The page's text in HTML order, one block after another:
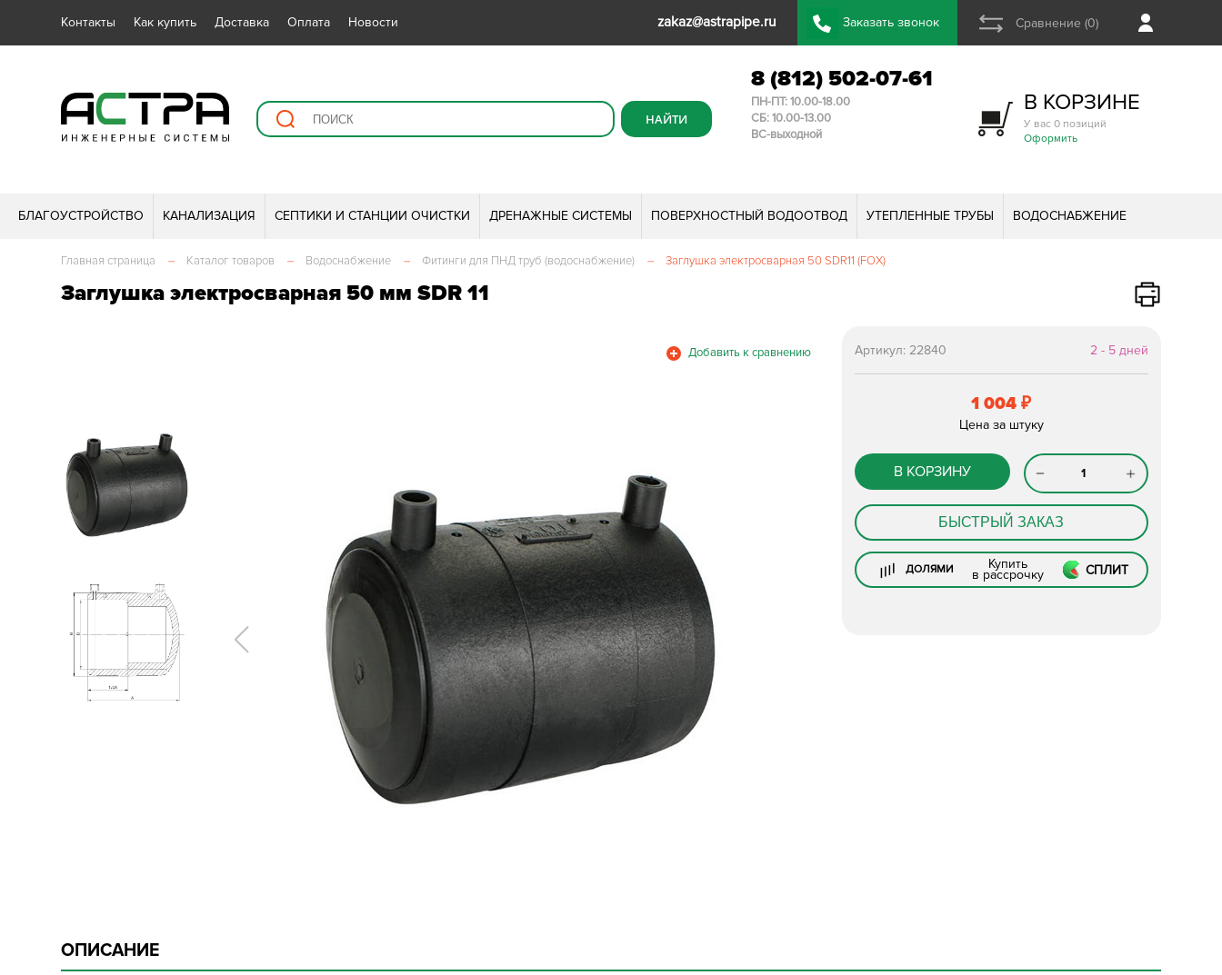
Контакты Как купить Доставка Оплата Новости zakaz@astrapipe.ru Заказать звонок Сравнение (0)
8 (812) 502-07-61
ПН-ПТ: 10.00-18.00
СБ: 10.00-13.00
ВС-выходной
В КОРЗИНЕ
У вас 0 позиций
Оформить
БЛАГОУСТРОЙСТВО КАНАЛИЗАЦИЯ СЕПТИКИ И СТАНЦИИ ОЧИСТКИ ДРЕНАЖНЫЕ СИСТЕМЫ ПОВЕРХНОСТНЫЙ ВОДООТВОД УТЕПЛЕННЫЕ ТРУБЫ ВОДОСНАБЖЕНИЕ
Главная страница – Каталог товаров – Водоснабжение – Фитинги для ПНД труб (водоснабжение) – Заглушка электросварная 50 SDR11 (FOX)
Заглушка электросварная 50 мм SDR 11
2 - 5 дней
Артикул:22840
1 004₽
Цена за штуку
В КОРЗИНУ
БЫСТРЫЙ ЗАКАЗ
ДОЛЯМИ Купить
в рассрочку СПЛИТ
ОПИСАНИЕ